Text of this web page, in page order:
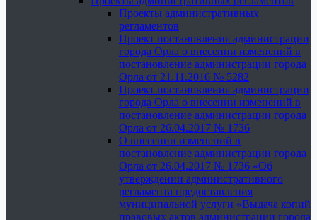
Проекты административных
регламентов
Проект постановления администрации
города Орла о внесении изменений в
постановление администрации города
Орла от 21.11.2016 № 5282
Проект постановления администрации
города Орла о внесении изменений в
постановление администрации города
Орла от 26.04.2017 № 1736
О внесении изменений в
постановление администрации города
Орла от 26.04.2017 № 1736 «Об
утверждении административного
регламента предоставления
муниципальной услуги «Выдача копий
правовых актов администрации города